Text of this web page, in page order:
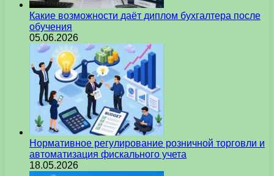
Какие возможности даёт диплом бухгалтера после
обучения
05.06.2026
Нормативное регулирование розничной торговли и
автоматизация фискального учета
18.05.2026